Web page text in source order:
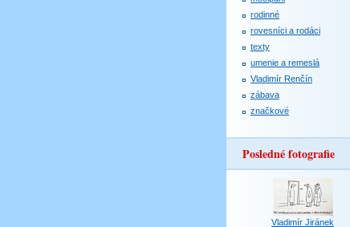
rodinné
rovesníci a rodáci
texty
umenie a remeslá
Vladimír Renčín
zábava
značkové
Posledné fotografie
Vladimír Jiránek